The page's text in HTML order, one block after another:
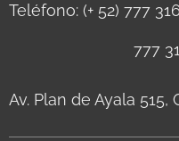
Teléfono: (+ 52) 777
777 316
Av. Plan de Ayala